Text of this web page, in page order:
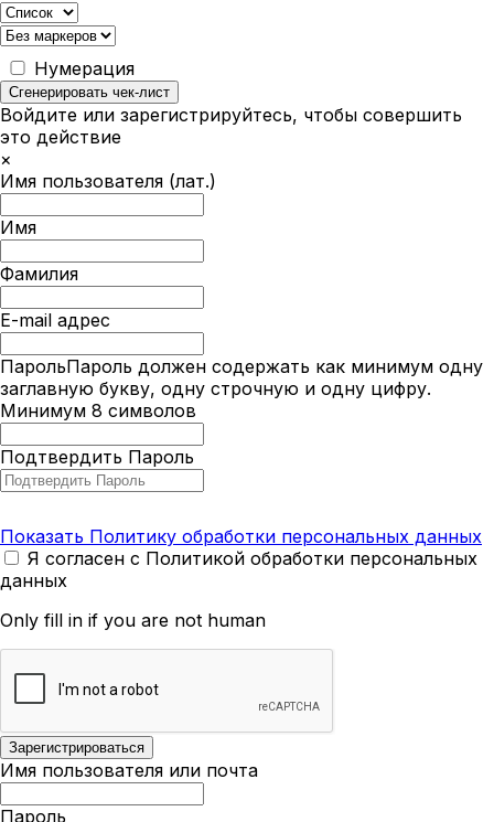
Нумерация
Сгенерировать чек-лист
Войдите или зарегистрируйтесь, чтобы совершить
это действие
×
Имя пользователя (лат.)
Имя
Фамилия
E-mail адрес
ПарольПароль должен содержать как минимум одну
заглавную букву, одну строчную и одну цифру.
Минимум 8 символов
Подтвердить Пароль
Показать Политику обработки персональных данных
Я согласен с Политикой обработки персональных
данных
Only fill in if you are not human
Имя пользователя или почта
Пароль